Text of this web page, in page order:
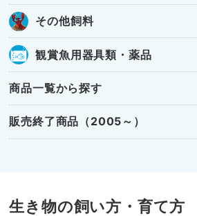
その他飼料
観賞魚用器具類・薬品
商品一覧から探す
販売終了商品（2005～）
生き物の飼い方・育て方